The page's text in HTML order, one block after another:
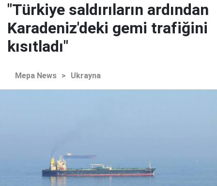
"Türkiye saldırıların ardından
Karadeniz'deki gemi trafiğini
kısıtladı"
Mepa News > Ukrayna